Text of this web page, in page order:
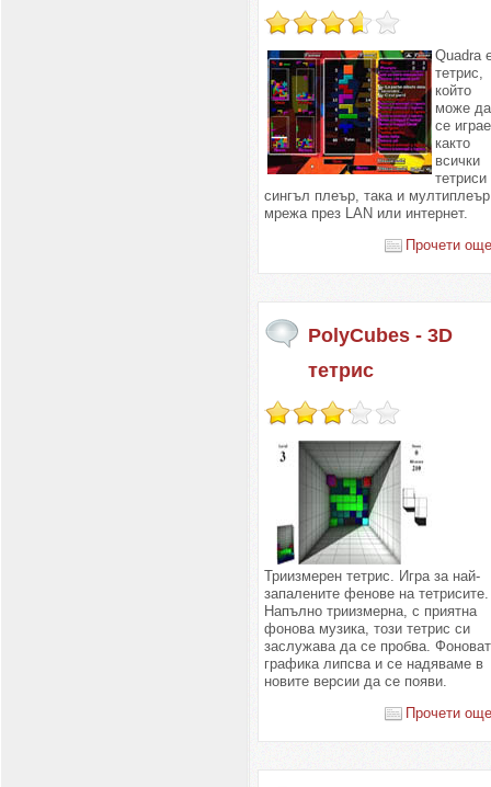
Quadra
тетрис,
който
може да
се играе
както
всички
тетриси
сингъл плеър, така и
мрежа през LAN или интернет.
Прочети
PolyCubes - 3D
тетрис
Триизмерен тетрис. Игра за най-
запалените фенове на тетрисите.
Напълно триизмерна, с приятна
фонова музика, този тетрис си
заслужава да се пробва.
графика липсва и се надяваме в
новите версии да се появи.
Прочети